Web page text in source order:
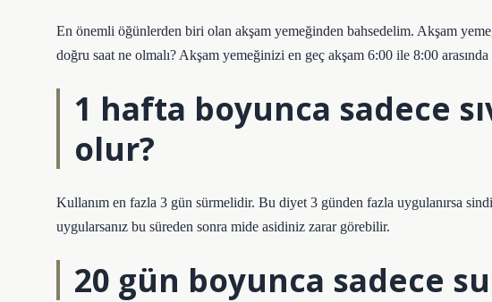
En önemli öğünlerden biri olan akşam yemeğinden bahsedelim. Akşam
doğru saat ne olmalı? Akşam yemeğinizi en geç akşam 6:00 ile 8:00
1 hafta boyunca sadece
olur?
Kullanım en fazla 3 gün sürmelidir. Bu diyet 3 günden fazla uygulanırsa
uygularsanız bu süreden sonra mide asidiniz zarar görebilir.
20 gün boyunca sadece